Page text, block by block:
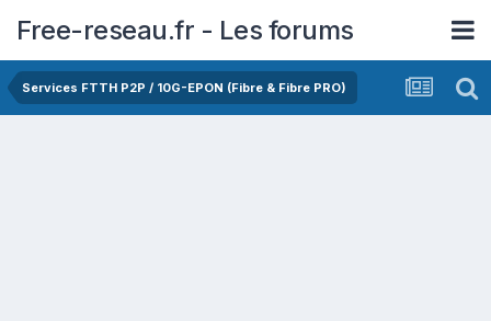
Free-reseau.fr - Les forums
Services FTTH P2P / 10G-EPON (Fibre & Fibre PRO)